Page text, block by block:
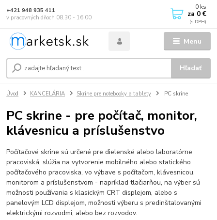
Menu
Hľadať
+421 948 935 411
v pracovných dňoch 08.30 - 16.00
0 ks
za 0 €
Úvod KANCELÁRIA Skrine pre notebooky a tablety PC skrine
PC skrine - pre počítač, monitor,
klávesnicu a príslušenstvo
Počítačové skrine sú určené pre dielenské alebo laboratórne
pracoviská, slúžia na vytvorenie mobilného alebo statického
počítačového pracoviska, vo výbave s počítačom, klávesnicou,
monitorom a príslušenstvom - napríklad tlačiarňou, na výber sú
možnosti používania s klasickým CRT displejom, alebo s
panelovým LCD displejom, možnosti výberu s predinštalovanými
elektrickými rozvodmi, alebo bez rozvodov.